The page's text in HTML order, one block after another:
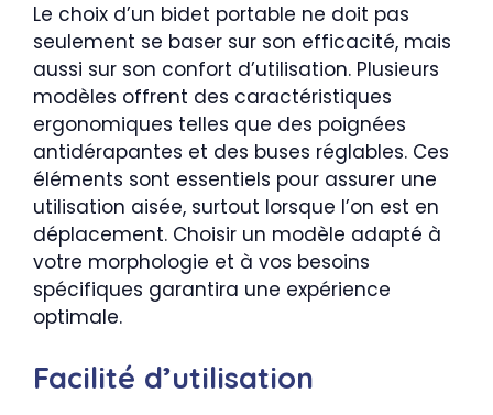
Le choix d’un bidet portable ne doit pas
seulement se baser sur son efficacité, mais
aussi sur son confort d’utilisation. Plusieurs
modèles offrent des caractéristiques
ergonomiques telles que des poignées
antidérapantes et des buses réglables. Ces
éléments sont essentiels pour assurer une
utilisation aisée, surtout lorsque l’on est en
déplacement. Choisir un modèle adapté à
votre morphologie et à vos besoins
spécifiques garantira une expérience
optimale.
Facilité d’utilisation